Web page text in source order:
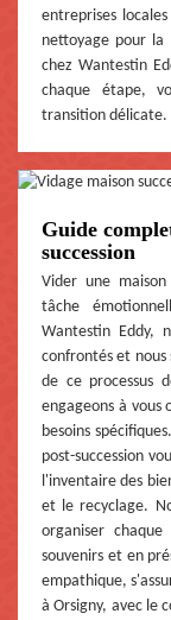
entreprises
nettoyage pour la
chez Wantestin
chaque étape,
transition délicate.
Guide
succession
Vider une
tâche
Wantestin Eddy,
confrontés et nous
de ce processus
engageons à vous
besoins
post-succession
l'inventaire des
et le recyclage.
organiser
souvenirs et en
empathique,
à Orsigny, avec le